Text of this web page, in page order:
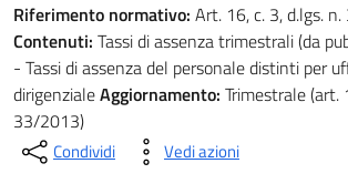
Riferimento normativo: Art. 16, c. 3, d.lgs.
Contenuti: Tassi di assenza trimestrali (da
- Tassi di assenza del personale distinti per
dirigenzialeAggiornamento: Trimestrale (art.
33/2013)
Condividi Vedi azioni